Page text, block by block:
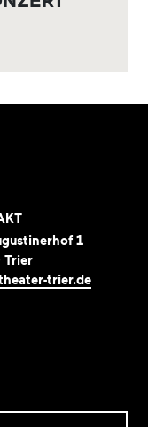
1
Trier
trier.de